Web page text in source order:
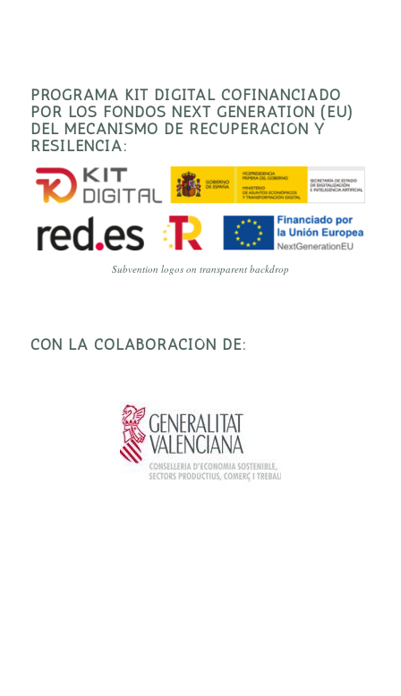
PROGRAMA KIT DIGITAL COFINANCIADO
POR LOS FONDOS NEXT GENERATION (EU)
DEL MECANISMO DE RECUPERACIÓN Y
RESILENCIA:
Subvention logos on transparent backdrop
CON LA COLABORACIÓN DE: